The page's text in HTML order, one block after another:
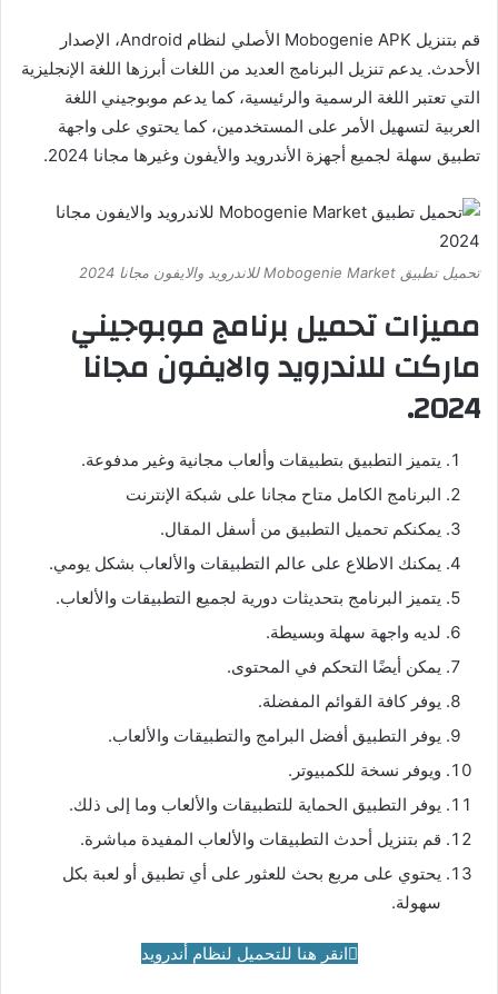
قم بتنزيل Mobogenie APK الأصلي لنظام Android، الإصدار
الأحدث. يدعم تنزيل البرنامج العديد من اللغات أبرزها اللغة الإنجليزية
التي تعتبر اللغة الرسمية والرئيسية، كما يدعم موبوجيني اللغة
العربية لتسهيل الأمر على المستخدمين، كما يحتوي على واجهة
تطبيق سهلة لجميع أجهزة الأندرويد والأيفون وغيرها مجانا 2024.
تحميل تطبيق Mobogenie Market للاندرويد والايفون مجانا 2024
مميزات تحميل برنامج موبوجيني
ماركت للاندرويد والايفون مجانا
2024.
يتميز التطبيق بتطبيقات وألعاب مجانية وغير مدفوعة.
البرنامج الكامل متاح مجانا على شبكة الإنترنت
يمكنكم تحميل التطبيق من أسفل المقال.
يمكنك الاطلاع على عالم التطبيقات والألعاب بشكل يومي.
يتميز البرنامج بتحديثات دورية لجميع التطبيقات والألعاب.
لديه واجهة سهلة وبسيطة.
يمكن أيضًا التحكم في المحتوى.
يوفر كافة القوائم المفضلة.
يوفر التطبيق أفضل البرامج والتطبيقات والألعاب.
ويوفر نسخة للكمبيوتر.
يوفر التطبيق الحماية للتطبيقات والألعاب وما إلى ذلك.
قم بتنزيل أحدث التطبيقات والألعاب المفيدة مباشرة.
يحتوي على مربع بحث للعثور على أي تطبيق أو لعبة بكل
سهولة.
انقر هنا للتحميل لنظام أندرويد